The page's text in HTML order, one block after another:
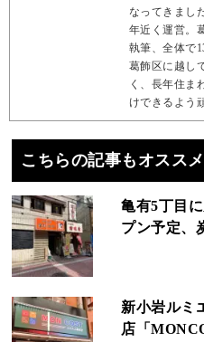
なってきまし
年近く運営。
執筆、全体で
葛飾区に越し
く、長年住ま
けできるよう
こちらの記事もオススメ
亀有5丁目
プン予定、
新小岩ルミ
店「